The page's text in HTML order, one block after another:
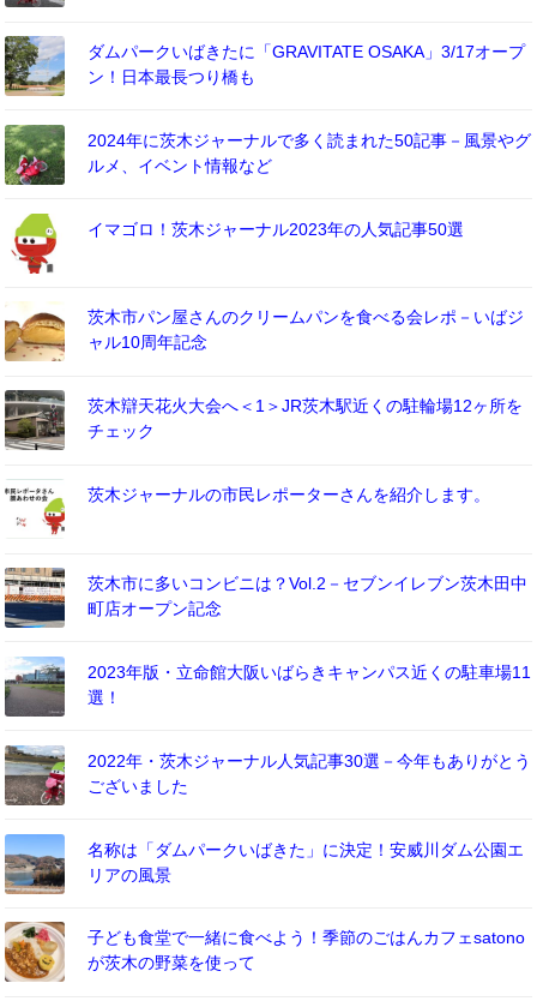
ダムパークいばきたに「GRAVITATE OSAKA」3/17オープ
ン！日本最長つり橋も
2024年に茨木ジャーナルで多く読まれた50記事－風景やグ
ルメ、イベント情報など
イマゴロ！茨木ジャーナル2023年の人気記事50選
茨木市パン屋さんのクリームパンを食べる会レポ－いばジ
ャル10周年記念
茨木辯天花火大会へ＜1＞JR茨木駅近くの駐輪場12ヶ所を
チェック
茨木ジャーナルの市民レポーターさんを紹介します。
茨木市に多いコンビニは？Vol.2－セブンイレブン茨木田中
町店オープン記念
2023年版・立命館大阪いばらきキャンパス近くの駐車場11
選！
2022年・茨木ジャーナル人気記事30選－今年もありがとう
ございました
名称は「ダムパークいばきた」に決定！安威川ダム公園エ
リアの風景
子ども食堂で一緒に食べよう！季節のごはんカフェsatono
が茨木の野菜を使って